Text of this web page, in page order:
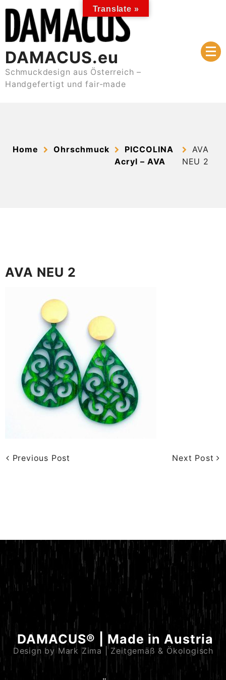
content
DAMACUS.eu
Schmuckdesign aus Österreich –
Handgefertigt und fair-made
Home Ohrschmuck
PICCOLINA
Acryl – AVA
AVA
NEU 2
AVA NEU 2
Previous Post Next Post
DAMACUS® | Made in Austria
Design by Mark Zima | Zeitgemäß & Ökologisch
Translate »